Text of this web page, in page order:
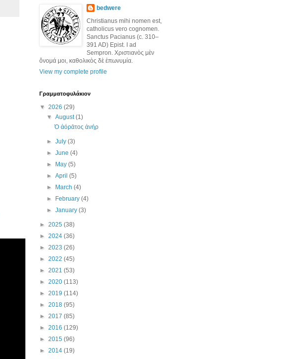
bedwere
Christianus mihi nomen est,
catholicus vero cognomen.
Sanctus Pacianus (c. 310–
391 AD) Epist. I ad
Sempron. Χριστιανὸς μὲν
ὄνομά μοι, καθολικὸς δὲ ἐπωνυμία.
View my complete profile
Γραμματοφυλάκιον
▼ 2026 (29)
▼August(1)
Ὁ ἀόρᾱτος ἀνήρ
►July(3)
►June(4)
►
May(5)
►April(5)
►
March(4)
►
February(4)
►January(3)
► 2025 (38)
► 2024 (36)
► 2023 (26)
► 2022 (45)
► 2021 (53)
► 2020 (113)
► 2019 (114)
► 2018 (95)
► 2017 (85)
► 2016 (129)
► 2015 (96)
► 2014 (19)